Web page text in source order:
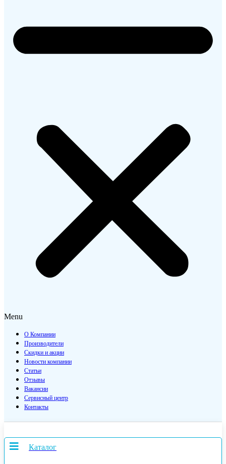
Menu
О Компании
Производители
Скидки и акции
Новости компании
Статьи
Отзывы
Вакансии
Сервисный центр
Контакты
Каталог